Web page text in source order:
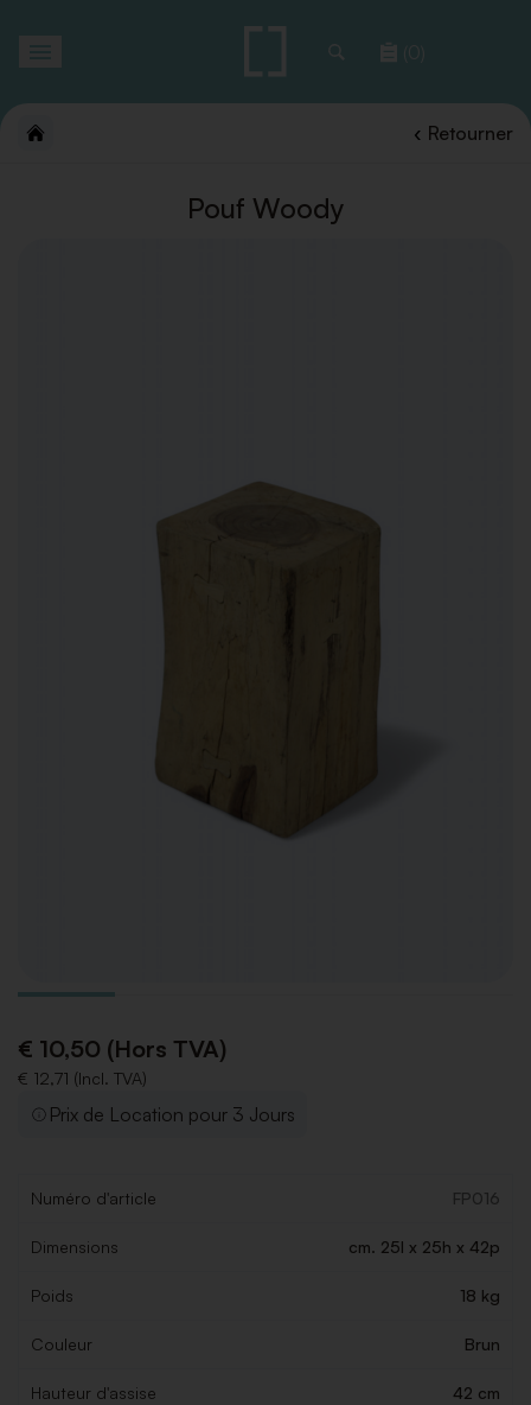
(0)
Retourner
Pouf Woody
€ 10,50 (Hors TVA)
€ 12,71 (Incl. TVA)
Prix de Location pour 3 Jours
Numéro d'article FP016
Dimensions cm. 25l x 25h x 42p
Poids 18 kg
Couleur Brun
Hauteur d'assise 42 cm